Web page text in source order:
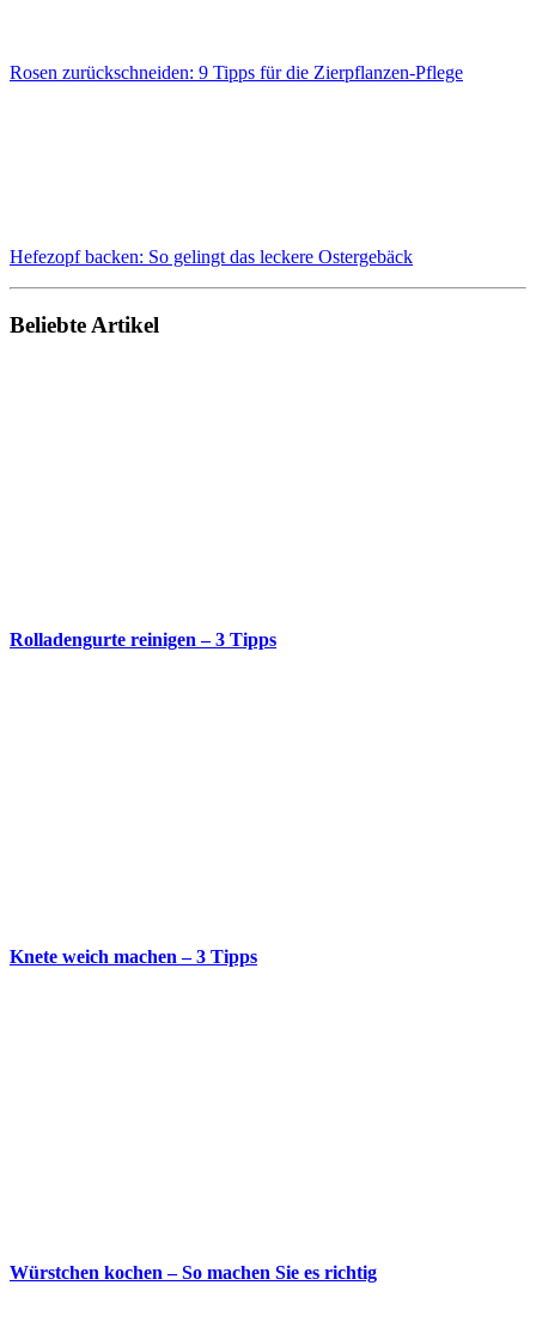
Rosen zurückschneiden: 9 Tipps für die Zierpflanzen-Pflege
Hefezopf backen: So gelingt das leckere Ostergebäck
Beliebte Artikel
Rolladengurte reinigen – 3 Tipps
Knete weich machen – 3 Tipps
Würstchen kochen – So machen Sie es richtig